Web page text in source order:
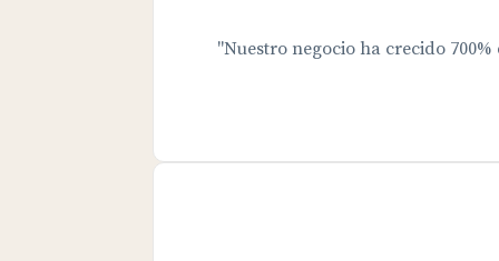
"Nuestro negocio ha crecido